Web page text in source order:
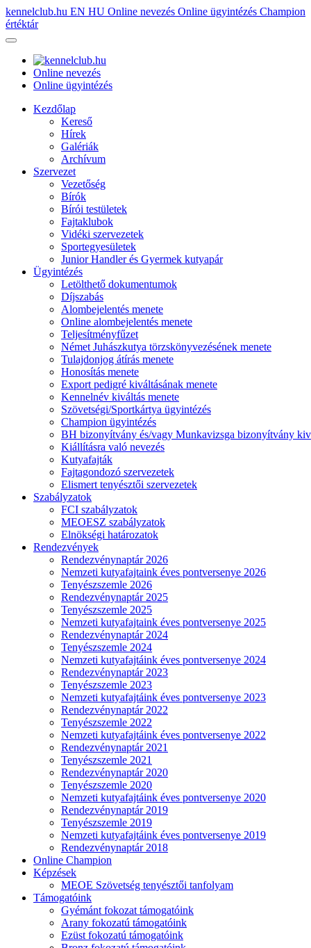
kennelclub.hu EN HU Online nevezés Online ügyintézés Champion
értéktár
Online nevezés
Online ügyintézés
Kezdőlap
Kereső
Hírek
Galériák
Archívum
Szervezet
Vezetőség
Bírók
Bírói testületek
Fajtaklubok
Vidéki szervezetek
Sportegyesületek
Junior Handler és Gyermek kutyapár
Ügyintézés
Letölthető dokumentumok
Díjszabás
Alombejelentés menete
Online alombejelentés menete
Teljesítményfűzet
Német Juhászkutya törzskönyvezésének menete
Tulajdonjog átírás menete
Honosítás menete
Export pedigré kiváltásának menete
Kennelnév kiváltás menete
Szövetségi/Sportkártya ügyintézés
Champion ügyintézés
BH bizonyítvány és/vagy Munkavizsga bizonyítvány
Kiállításra való nevezés
Kutyafajták
Fajtagondozó szervezetek
Elismert tenyésztői szervezetek
Szabályzatok
FCI szabályzatok
MEOESZ szabályzatok
Elnökségi határozatok
Rendezvények
Rendezvénynaptár 2026
Nemzeti kutyafajtaink éves pontversenye 2026
Tenyészszemle 2026
Rendezvénynaptár 2025
Tenyészszemle 2025
Nemzeti kutyafajtaink éves pontversenye 2025
Rendezvénynaptár 2024
Tenyészszemle 2024
Nemzeti kutyafajtáink éves pontversenye 2024
Rendezvénynaptár 2023
Tenyészszemle 2023
Nemzeti kutyafajtáink éves pontversenye 2023
Rendezvénynaptár 2022
Tenyészszemle 2022
Nemzeti kutyafajtáink éves pontversenye 2022
Rendezvénynaptár 2021
Tenyészszemle 2021
Rendezvénynaptár 2020
Tenyészszemle 2020
Nemzeti kutyafajtáink éves pontversenye 2020
Rendezvénynaptár 2019
Tenyészszemle 2019
Nemzeti kutyafajtáink éves pontversenye 2019
Rendezvénynaptár 2018
Online Champion
Képzések
MEOE Szövetség tenyésztői tanfolyam
Támogatóink
Gyémánt fokozat támogatóink
Arany fokozatú támogatóink
Ezüst fokozatú támogatóink